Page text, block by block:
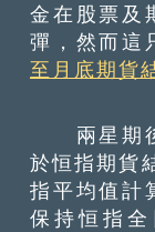
金在股票及
彈，然而這
至月底期貨
兩星期後
於恒指期貨
指平均值計
保持恒指